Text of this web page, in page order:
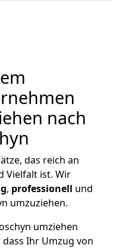
nach
das reich an
Vielfalt ist. Wir
, professionell und
umzuziehen.
umziehen
Ihr Umzug von